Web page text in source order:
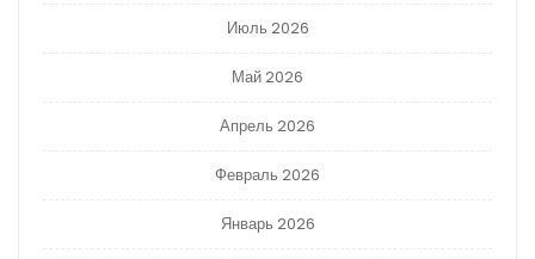
Июль 2026
Май 2026
Апрель 2026
Февраль 2026
Январь 2026